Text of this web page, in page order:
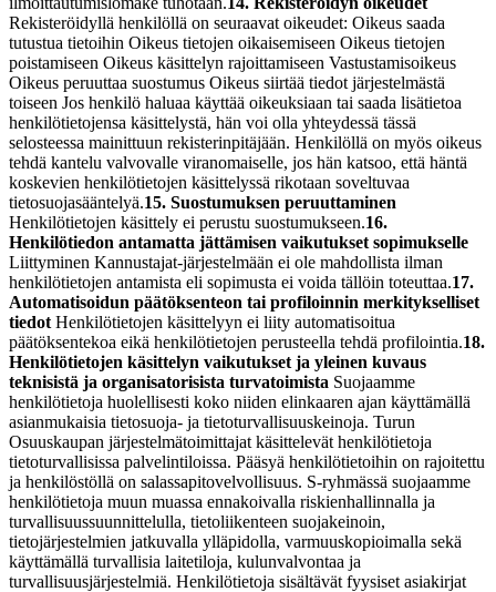
Rekisteröidyllä henkilöllä on seuraavat oikeudet: Oikeus saada
tutustua tietoihin Oikeus tietojen oikaisemiseen Oikeus tietojen
poistamiseen Oikeus käsittelyn rajoittamiseen Vastustamisoikeus
Oikeus peruuttaa suostumus Oikeus siirtää tiedot järjestelmästä
toiseen Jos henkilö haluaa käyttää oikeuksiaan tai saada lisätietoa
henkilötietojensa käsittelystä, hän voi olla yhteydessä tässä
selosteessa mainittuun rekisterinpitäjään. Henkilöllä on myös oikeus
tehdä kantelu valvovalle viranomaiselle, jos hän katsoo, että häntä
koskevien henkilötietojen käsittelyssä rikotaan soveltuvaa
tietosuojasääntelyä.15. Suostumuksen peruuttaminen
Henkilötietojen käsittely ei perustu suostumukseen.16.
Henkilötiedon antamatta jättämisen vaikutukset sopimukselle
Liittyminen Kannustajat-järjestelmään ei ole mahdollista ilman
henkilötietojen antamista eli sopimusta ei voida tällöin toteuttaa.17.
Automatisoidun päätöksenteon tai profiloinnin merkitykselliset
tiedot Henkilötietojen käsittelyyn ei liity automatisoitua
päätöksentekoa eikä henkilötietojen perusteella tehdä profilointia.18.
Henkilötietojen käsittelyn vaikutukset ja yleinen kuvaus
teknisistä ja organisatorisista turvatoimista Suojaamme
henkilötietoja huolellisesti koko niiden elinkaaren ajan käyttämällä
asianmukaisia tietosuoja- ja tietoturvallisuuskeinoja. Turun
Osuuskaupan järjestelmätoimittajat käsittelevät henkilötietoja
tietoturvallisissa palvelintiloissa. Pääsyä henkilötietoihin on rajoitettu
ja henkilöstöllä on salassapitovelvollisuus. S-ryhmässä suojaamme
henkilötietoja muun muassa ennakoivalla riskienhallinnalla ja
turvallisuussuunnittelulla, tietoliikenteen suojakeinoin,
tietojärjestelmien jatkuvalla ylläpidolla, varmuuskopioimalla sekä
käyttämällä turvallisia laitetiloja, kulunvalvontaa ja
turvallisuusjärjestelmiä. Henkilötietoja sisältävät fyysiset asiakirjat